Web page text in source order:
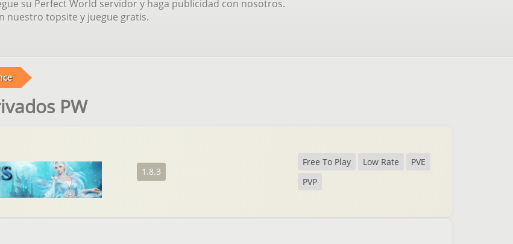
su Perfect World servidor y haga publicidad con nosotros.
nuestro topsite y juegue gratis.
PW
1.8.3
Free To Play Low Rate
PVE
PVP